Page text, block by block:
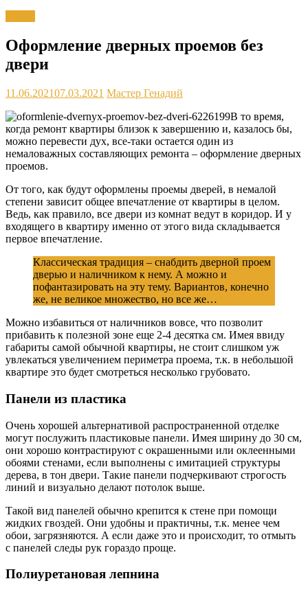
Оформление дверных проемов без
двери
11.06.202107.03.2021 Мастер Генадий
В то время,
когда ремонт квартиры близок к завершению и, казалось бы,
можно перевести дух, все-таки остается один из
немаловажных составляющих ремонта – оформление дверных
проемов.
От того, как будут оформлены проемы дверей, в немалой
степени зависит общее впечатление от квартиры в целом.
Ведь, как правило, все двери из комнат ведут в коридор. И у
входящего в квартиру именно от этого вида складывается
первое впечатление.
Классическая традиция – снабдить дверной проем
дверью и наличником к нему. А можно и
пофантазировать на эту тему. Вариантов, конечно
же, не великое множество, но все же…
Можно избавиться от наличников вовсе, что позволит
прибавить к полезной зоне еще 2-4 десятка см. Имея ввиду
габариты самой обычной квартиры, не стоит слишком уж
увлекаться увеличением периметра проема, т.к. в небольшой
квартире это будет смотреться несколько грубовато.
Панели из пластика
Очень хорошей альтернативой распространенной отделке
могут послужить пластиковые панели. Имея ширину до 30 см,
они хорошо контрастируют с окрашенными или оклеенными
обоями стенами, если выполнены с имитацией структуры
дерева, в тон двери. Такие панели подчеркивают строгость
линий и визуально делают потолок выше.
Такой вид панелей обычно крепится к стене при помощи
жидких гвоздей. Они удобны и практичны, т.к. менее чем
обои, загрязняются. А если даже это и происходит, то отмыть
с панелей следы рук гораздо проще.
Полиуретановая лепнина